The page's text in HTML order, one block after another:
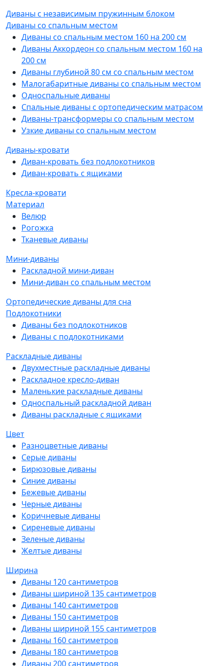
Диваны с независимым пружинным блоком
Диваны со спальным местом
Диваны со спальным местом 160 на 200 см
Диваны Аккордеон со спальным местом 160 на
200 см
Диваны глубиной 80 см со спальным местом
Малогабаритные диваны со спальным местом
Односпальные диваны
Спальные диваны с ортопедическим матрасом
Диваны-трансформеры со спальным местом
Узкие диваны со спальным местом
Диваны-кровати
Диван-кровать без подлокотников
Диван-кровать с ящиками
Кресла-кровати
Материал
Велюр
Рогожка
Тканевые диваны
Мини-диваны
Раскладной мини-диван
Мини-диван со спальным местом
Ортопедические диваны для сна
Подлокотники
Диваны без подлокотников
Диваны с подлокотниками
Раскладные диваны
Двухместные раскладные диваны
Раскладное кресло-диван
Маленькие раскладные диваны
Односпальный раскладной диван
Диваны раскладные с ящиками
Цвет
Разноцветные диваны
Серые диваны
Бирюзовые диваны
Синие диваны
Бежевые диваны
Черные диваны
Коричневые диваны
Сиреневые диваны
Зеленые диваны
Желтые диваны
Ширина
Диваны 120 сантиметров
Диваны шириной 135 сантиметров
Диваны 140 сантиметров
Диваны 150 сантиметров
Диваны шириной 155 сантиметров
Диваны 160 сантиметров
Диваны 180 сантиметров
Диваны 200 сантиметров